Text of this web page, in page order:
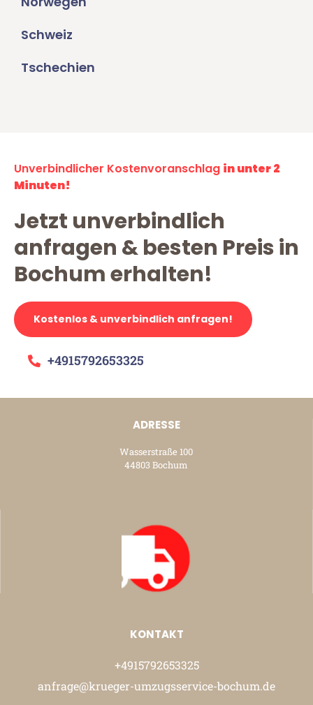
Schweiz
Tschechien
Unverbindlicher Kostenvoranschlag in unter 2
Minuten!
Jetzt unverbindlich
anfragen & besten Preis in
Bochum erhalten!
Kostenlos & unverbindlich anfragen!
+4915792653325
ADRESSE
Wasserstraße 100
44803 Bochum
KONTAKT
+4915792653325
anfrage@krueger-umzugsservice-bochum.de